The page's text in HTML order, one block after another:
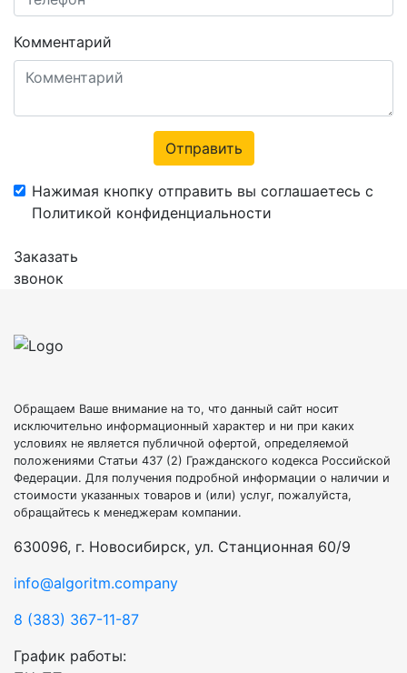
Комментарий
Отправить
Нажимая кнопку отправить вы соглашаетесь с
Политикой конфиденциальности
Заказать
звонок
Обращаем Ваше внимание на то, что данный сайт носит
исключительно информационный характер и ни при каких
условиях не является публичной офертой, определяемой
положениями Статьи 437 (2) Гражданского кодекса Российской
Федерации. Для получения подробной информации о наличии и
стоимости указанных товаров и (или) услуг, пожалуйста,
обращайтесь к менеджерам компании.
630096, г. Новосибирск, ул. Станционная 60/9
info@algoritm.company
8 (383) 367-11-87
График работы: